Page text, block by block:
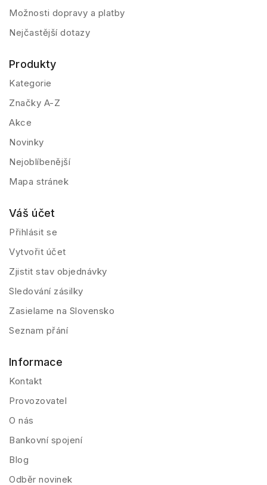
Možnosti dopravy a platby
Nejčastější dotazy
Produkty
Kategorie
Značky A-Z
Akce
Novinky
Nejoblíbenější
Mapa stránek
Váš účet
Přihlásit se
Vytvořit účet
Zjistit stav objednávky
Sledování zásilky
Zasielame na Slovensko
Seznam přání
Informace
Kontakt
Provozovatel
O nás
Bankovní spojení
Blog
Odběr novinek